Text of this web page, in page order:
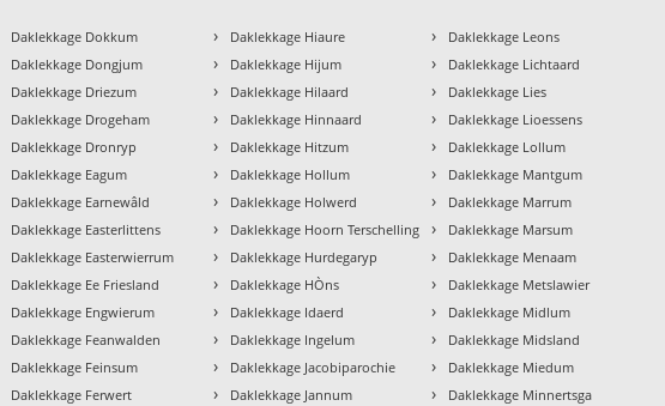
Daklekkage Dokkum
Daklekkage Dongjum
Daklekkage Driezum
Daklekkage Drogeham
Daklekkage Dronryp
Daklekkage Eagum
Daklekkage Earnewâld
Daklekkage Easterlittens
Daklekkage Easterwierrum
Daklekkage Ee Friesland
Daklekkage Engwierum
Daklekkage Feanwalden
Daklekkage Feinsum
Daklekkage Ferwert
› Daklekkage Hiaure
› Daklekkage Hijum
› Daklekkage Hilaard
› Daklekkage Hinnaard
› Daklekkage Hitzum
› Daklekkage Hollum
› Daklekkage Holwerd
› Daklekkage Hoorn Terschelling
› Daklekkage Hurdegaryp
› Daklekkage HÒns
› Daklekkage Idaerd
› Daklekkage Ingelum
› Daklekkage Jacobiparochie
› Daklekkage Jannum
› Daklekkage Leons
› Daklekkage Lichtaard
› Daklekkage Lies
› Daklekkage Lioessens
› Daklekkage Lollum
› Daklekkage Mantgum
› Daklekkage Marrum
› Daklekkage Marsum
› Daklekkage Menaam
› Daklekkage Metslawier
› Daklekkage Midlum
› Daklekkage Midsland
› Daklekkage Miedum
› Daklekkage Minnertsga